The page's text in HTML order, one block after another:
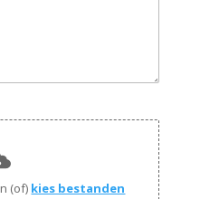
(of) kies bestanden